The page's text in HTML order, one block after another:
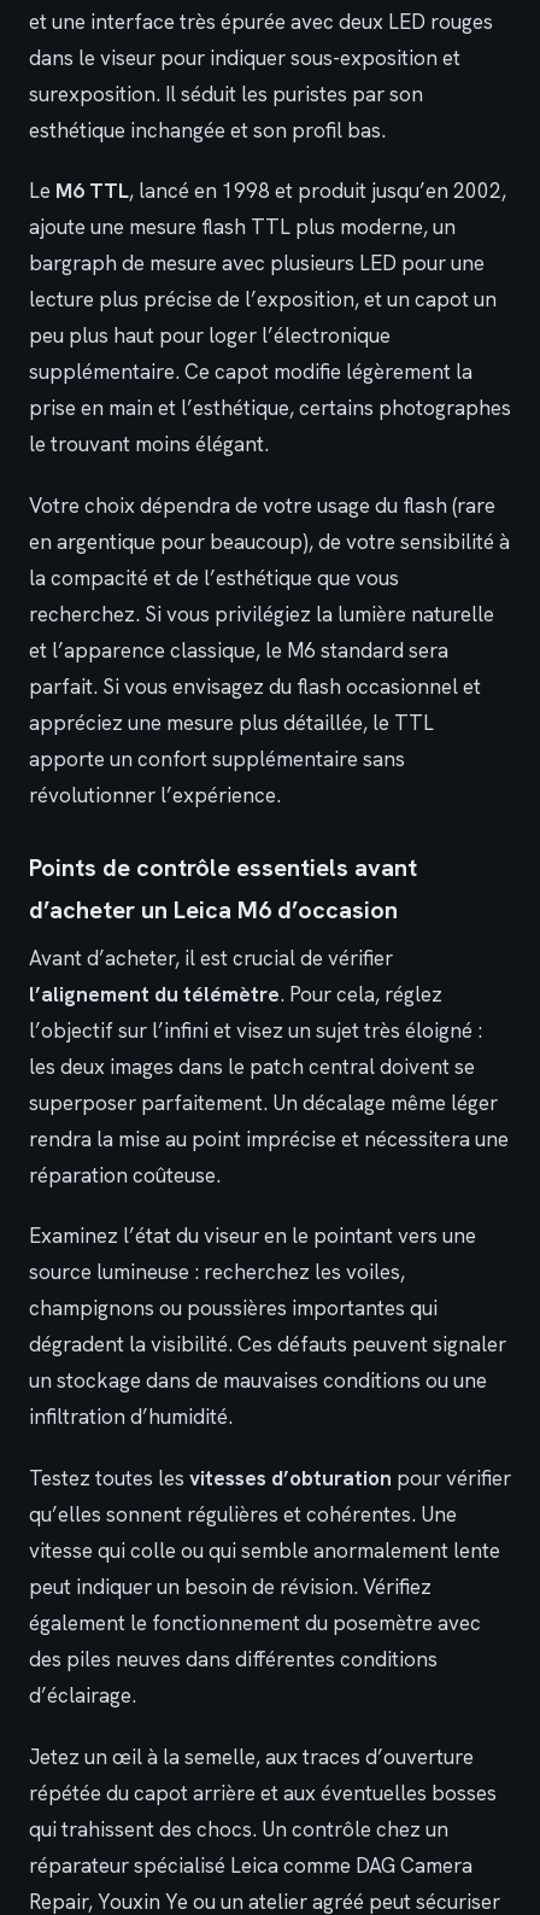
et une interface très épurée avec deux LED rouges
dans le viseur pour indiquer sous-exposition et
surexposition. Il séduit les puristes par son
esthétique inchangée et son profil bas.
Le M6 TTL, lancé en 1998 et produit jusqu’en 2002,
ajoute une mesure flash TTL plus moderne, un
bargraph de mesure avec plusieurs LED pour une
lecture plus précise de l’exposition, et un capot un
peu plus haut pour loger l’électronique
supplémentaire. Ce capot modifie légèrement la
prise en main et l’esthétique, certains photographes
le trouvant moins élégant.
Votre choix dépendra de votre usage du flash (rare
en argentique pour beaucoup), de votre sensibilité à
la compacité et de l’esthétique que vous
recherchez. Si vous privilégiez la lumière naturelle
et l’apparence classique, le M6 standard sera
parfait. Si vous envisagez du flash occasionnel et
appréciez une mesure plus détaillée, le TTL
apporte un confort supplémentaire sans
révolutionner l’expérience.
Points de contrôle essentiels avant
d’acheter un Leica M6 d’occasion
Avant d’acheter, il est crucial de vérifier
l’alignement du télémètre. Pour cela, réglez
l’objectif sur l’infini et visez un sujet très éloigné :
les deux images dans le patch central doivent se
superposer parfaitement. Un décalage même léger
rendra la mise au point imprécise et nécessitera une
réparation coûteuse.
Examinez l’état du viseur en le pointant vers une
source lumineuse : recherchez les voiles,
champignons ou poussières importantes qui
dégradent la visibilité. Ces défauts peuvent signaler
un stockage dans de mauvaises conditions ou une
infiltration d’humidité.
Testez toutes les vitesses d’obturation pour vérifier
qu’elles sonnent régulières et cohérentes. Une
vitesse qui colle ou qui semble anormalement lente
peut indiquer un besoin de révision. Vérifiez
également le fonctionnement du posemètre avec
des piles neuves dans différentes conditions
d’éclairage.
Jetez un œil à la semelle, aux traces d’ouverture
répétée du capot arrière et aux éventuelles bosses
qui trahissent des chocs. Un contrôle chez un
réparateur spécialisé Leica comme DAG Camera
Repair, Youxin Ye ou un atelier agréé peut sécuriser